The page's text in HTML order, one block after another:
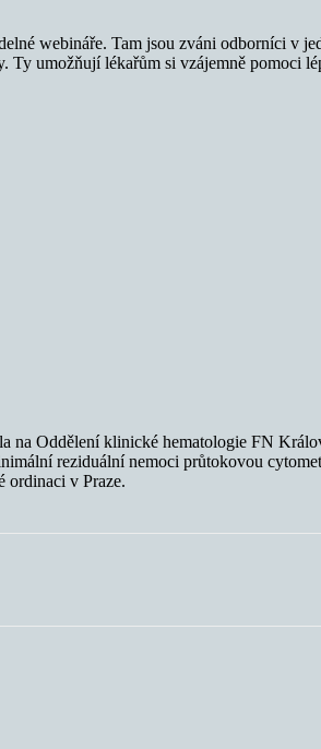
webináře. Tam jsou zváni odborníci v
umožňují lékařům si vzájemně pomoci
na Oddělení klinické hematologie FN
reziduální nemoci průtokovou
ordinaci v Praze.